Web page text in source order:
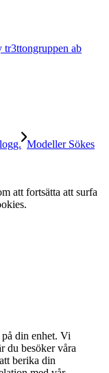
tr3ttongruppen ab
Modeller Sökes
att fortsätta att surfa
din enhet. Vi
du besöker våra
berika din